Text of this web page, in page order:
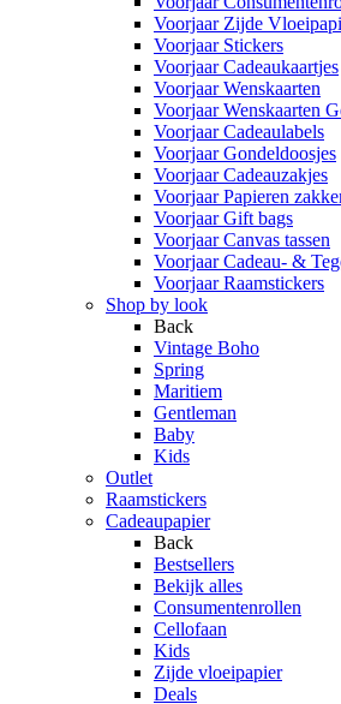
Voorjaar Zijde
Voorjaar Stickers
Voorjaar Cadeaukaartjes
Voorjaar Wenskaarten
Voorjaar Wenskaarten
Voorjaar Cadeaulabels
Voorjaar Gondeldoosjes
Voorjaar Cadeauzakjes
Voorjaar Papieren
Voorjaar Gift bags
Voorjaar Canvas tassen
Voorjaar Cadeau- &
Voorjaar Raamstickers
Shop by look
Back
Vintage Boho
Spring
Maritiem
Gentleman
Baby
Kids
Outlet
Raamstickers
Cadeaupapier
Back
Bestsellers
Bekijk alles
Consumentenrollen
Cellofaan
Kids
Zijde vloeipapier
Deals